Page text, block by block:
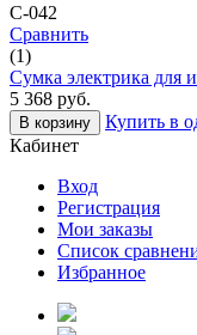
С-042
Сравнить
(1)
Сумка электрика для
5 368 руб.
В корзину
Купить в
Кабинет
Вход
Регистрация
Мои заказы
Список
Избранное